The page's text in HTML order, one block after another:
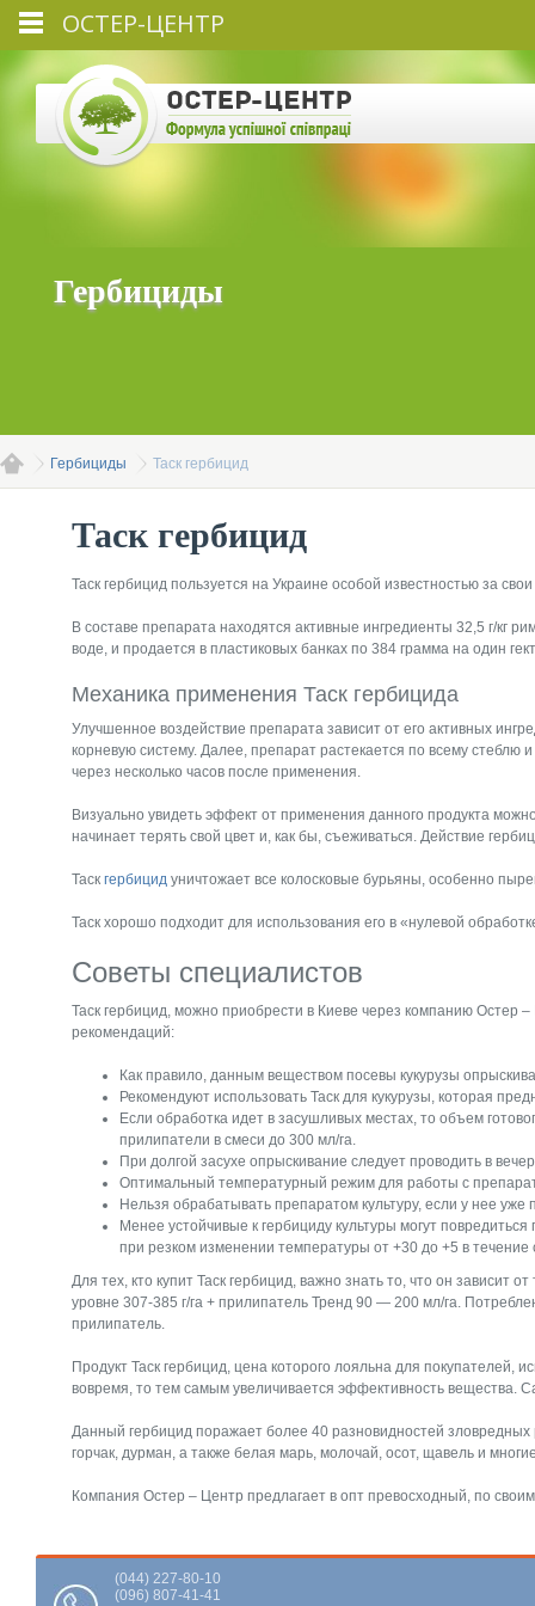
Гербициды
Гербициды Таск гербицид
Таск гербицид
Таск гербицид пользуется на Украине особой известностью за
В составе препарата находятся активные ингредиенты 32,5 г/кг
воде, и продается в пластиковых банках по 384 грамма на один
Механика применения Таск гербицида
Улучшенное воздействие препарата зависит от его активных
корневую систему. Далее, препарат растекается по всему стеблю
через несколько часов после применения.
Визуально увидеть эффект от применения данного продукта
начинает терять свой цвет и, как бы, съеживаться. Действие
Таск гербицид уничтожает все колосковые бурьяны, особенно
Таск хорошо подходит для использования его в «нулевой
Советы специалистов
Таск гербицид, можно приобрести в Киеве через компанию Остер
рекомендаций:
Как правило, данным веществом посевы кукурузы
Рекомендуют использовать Таск для кукурузы, которая
Если обработка идет в засушливых местах, то объем
прилипатели в смеси до 300 мл/га.
При долгой засухе опрыскивание следует проводить в
Оптимальный температурный режим для работы с
Нельзя обрабатывать препаратом культуру, если у нее уже
Менее устойчивые к гербициду культуры могут
при резком изменении температуры от +30 до +5 в течение
Для тех, кто купит Таск гербицид, важно знать то, что он зависит
уровне 307-385 г/га + прилипатель Тренд 90 — 200 мл/га.
прилипатель.
Продукт Таск гербицид, цена которого лояльна для покупателей,
вовремя, то тем самым увеличивается эффективность вещества.
Данный гербицид поражает более 40 разновидностей
горчак, дурман, а также белая марь, молочай, осот, щавель и
Компания Остер – Центр предлагает в опт превосходный, по своим
(044) 227-80-10
(096) 807-41-41
ОСТЕР-ЦЕНТР